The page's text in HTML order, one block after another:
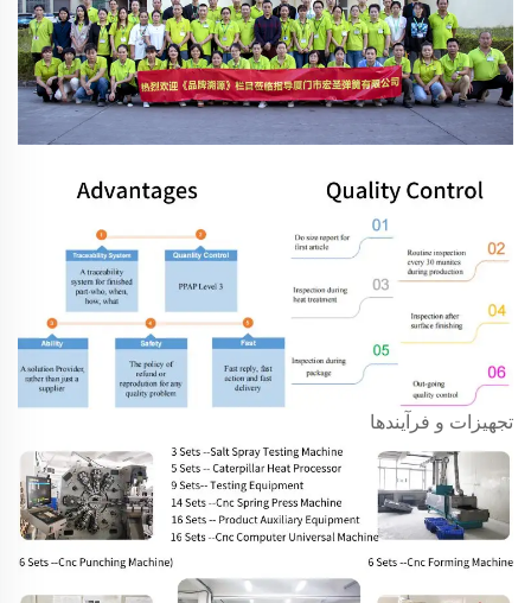
تجهیزات و فرآیندها